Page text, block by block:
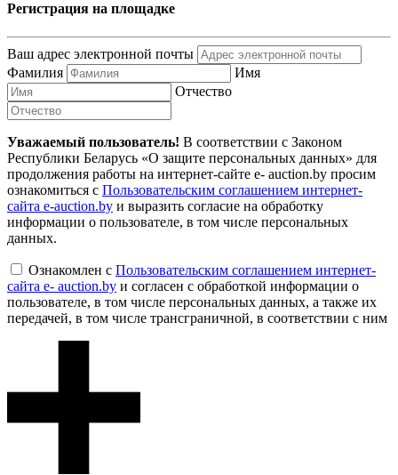
Регистрация на площадке
Ваш адрес электронной почты
Фамилия
Имя
Отчество
Уважаемый пользователь! В соответствии с Законом
Республики Беларусь «О защите персональных данных» для
продолжения работы на интернет-сайте e- auction.by просим
ознакомиться с Пользовательским соглашением интернет-
сайта e-auction.by и выразить согласие на обработку
информации о пользователе, в том числе персональных
данных.
Ознакомлен с Пользовательским соглашением интернет-
сайта e- auction.by и согласен с обработкой информации о
пользователе, в том числе персональных данных, а также их
передачей, в том числе трансграничной, в соответствии с ним